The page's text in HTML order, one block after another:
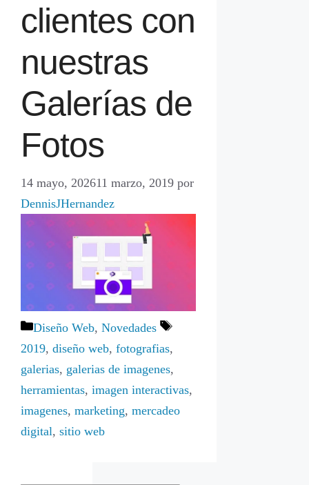
clientes con
nuestras
Galerías de
Fotos
14 mayo, 202611 marzo, 2019 por
DennisJHernandez
Categorías
Diseño Web, Novedades
Etiquetas
2019, diseño web, fotografias,
galerias, galerias de imagenes,
herramientas, imagen interactivas,
imagenes, marketing, mercadeo
digital, sitio web